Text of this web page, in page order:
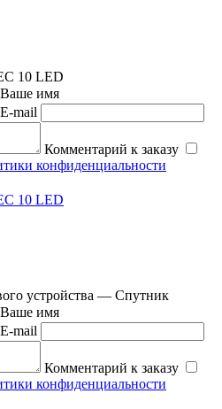
10 LED
Ваше имя
E-mail
Комментарий к заказу
конфиденциальности
10 LED
устройства — Спутник
Ваше имя
E-mail
Комментарий к заказу
конфиденциальности